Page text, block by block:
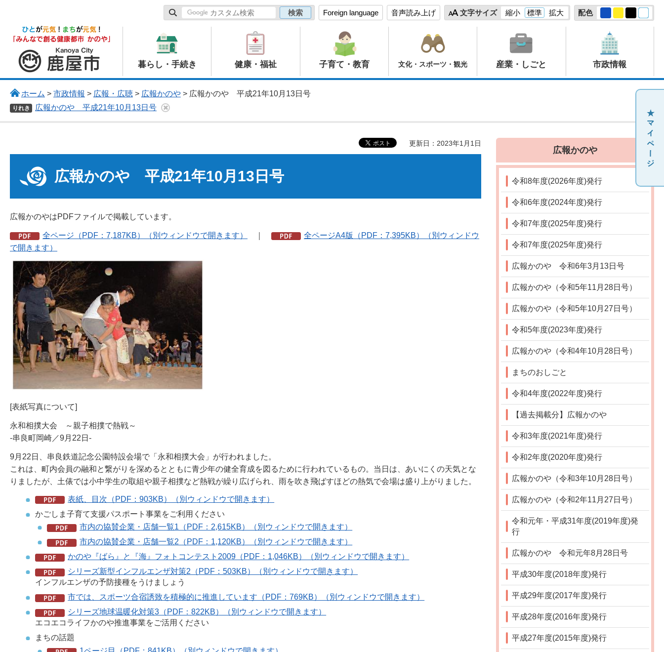
Foreign language 音声読み上げ 文字サイズ 縮小 標準 拡大 配色
鹿屋市
暮らし・手続き 健康・福祉 子育て・教育 文化・スポーツ・観光 産業・しごと 市政情報
ホーム > 市政情報 > 広報・広聴> 広報かのや> 広報かのや 平成21年10月13日号
りれき 広報かのや 平成21年10月13日号
更新日：2023年1月1日
広報かのや 平成21年10月13日号
広報かのやはPDFファイルで掲載しています。
全ページ（PDF：7,187KB）（別ウィンドウで開きます）
全ページA4版（PDF：7,395KB）（別ウィンドウ
で開きます）
[表紙写真について]
永和相撲大会 ～親子相撲で熱戦～
-串良町岡崎／9月22日-
9月22日、串良鉄道記念公園特設会場で「永和相撲大会」が行われました。
これは、町内会員の融和と繋がりを深めるとともに青少年の健全育成を図るために行われているもの。当日は、あいにくの天気とな
りましたが、土俵では小中学生の取組や親子相撲など熱戦が繰り広げられ、雨を吹き飛ばすほどの熱気で会場は盛り上がりました。
表紙、目次（PDF：903KB）（別ウィンドウで開きます）
かごしま子育て支援パスポート事業をご利用ください
市内の協賛企業・店舗一覧1（PDF：2,615KB）（別ウィンドウで開きます）
市内の協賛企業・店舗一覧2（PDF：1,120KB）（別ウィンドウで開きます）
かのや『ばら』と『海』フォトコンテスト2009（PDF：1,046KB）（別ウィンドウで開きます）
シリーズ新型インフルエンザ対策2（PDF：503KB）（別ウィンドウで開きます）
インフルエンザの予防接種をうけましょう
市では、スポーツ合宿誘致を積極的に推進しています（PDF：769KB）（別ウィンドウで開きます）
シリーズ地球温暖化対策3（PDF：822KB）（別ウィンドウで開きます）
エコエコライフかのや推進事業をご活用ください
まちの話題
広報かのや
令和8年度(2026年度)発行
令和6年度(2024年度)発行
令和7年度(2025年度)発行
令和7年度(2025年度)発行
広報かのや 令和6年3月13日号
広報かのや（令和5年11月28日号）
広報かのや（令和5年10月27日号）
令和5年度(2023年度)発行
広報かのや（令和4年10月28日号）
まちのおしごと
令和4年度(2022年度)発行
【過去掲載分】広報かのや
令和3年度(2021年度)発行
令和2年度(2020年度)発行
広報かのや（令和3年10月28日号）
広報かのや（令和2年11月27日号）
令和元年・平成31年度(2019年度)発
行
広報かのや 令和元年8月28日号
平成30年度(2018年度)発行
平成29年度(2017年度)発行
平成28年度(2016年度)発行
平成27年度(2015年度)発行